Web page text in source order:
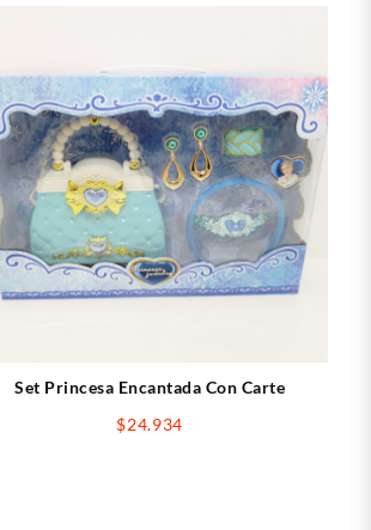
Set Princesa Encantada Con Carte
$24.934